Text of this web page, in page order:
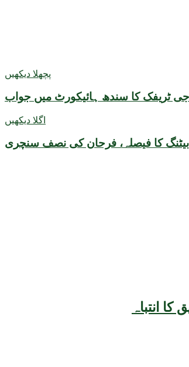
پچھلا دیکھیں
اگلا دیکھیں
بیٹنگ کا فیصلہ، فرحان کی نصف سنچری